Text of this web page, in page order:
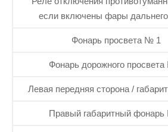
если включены фары
Фонарь просвета № 1
Фонарь дорожного
Левая передняя сторона /
Правый габаритный